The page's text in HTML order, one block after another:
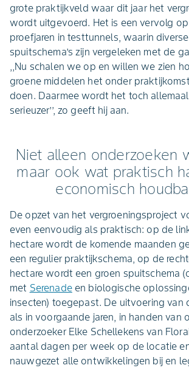
grote praktijkveld waar dit jaar het
wordt uitgevoerd. Het is een vervolg
proefjaren in testtunnels, waarin
spuitschema’s zijn vergeleken met de
,,Nu schalen we op en willen we zien
groene middelen het onder
doen. Daarmee wordt het toch
serieuzer’’, zo geeft hij aan.
Niet alleen onderzoeken
maar ook wat praktisch
economisch
De opzet van het vergroeningsproject
even eenvoudig als praktisch: op de
hectare wordt de komende maanden
een regulier praktijkschema, op de
hectare wordt een groen spuitschema
met Serenadeen biologische
insecten) toegepast. De uitvoering van
als in voorgaande jaren, in handen van
onderzoeker Elke Schellekens van
aantal dagen per week op de locatie
nauwgezet alle ontwikkelingen bij en